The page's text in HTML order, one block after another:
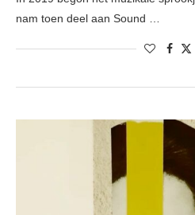
nam toen deel aan Sound …